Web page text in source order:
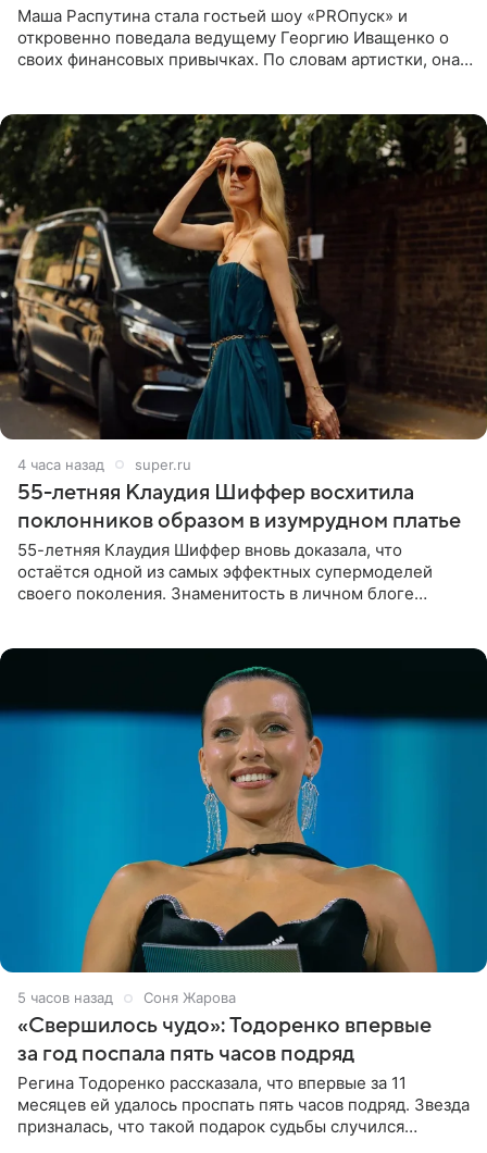
Маша Распутина стала гостьей шоу «PROпуск» и
откровенно поведала ведущему Георгию Иващенко о
своих финансовых привычках. По словам артистки, она
4 часа назад super.ru
55-летняя Клаудия Шиффер восхитила
поклонников образом в изумрудном платье
55-летняя Клаудия Шиффер вновь доказала, что
остаётся одной из самых эффектных супермоделей
своего поколения. Знаменитость в личном блоге
5 часов назад Соня Жарова
«Свершилось чудо»: Тодоренко впервые
за год поспала пять часов подряд
Регина Тодоренко рассказала, что впервые за 11
месяцев ей удалось проспать пять часов подряд. Звезда
призналась, что такой подарок судьбы случился